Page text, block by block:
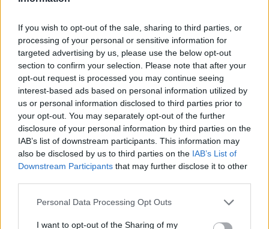
If you wish to opt-out of the sale, sharing to third parties, or
processing of your personal or sensitive information for
targeted advertising by us, please use the below opt-out
section to confirm your selection. Please note that after your
opt-out request is processed you may continue seeing
interest-based ads based on personal information utilized by
us or personal information disclosed to third parties prior to
your opt-out. You may separately opt-out of the further
disclosure of your personal information by third parties on the
IAB’s list of downstream participants. This information may
also be disclosed by us to third parties on the IAB’s List of
Downstream Participants that may further disclose it to other
Please note that this website/app uses one or more Google
not limited to your visit or usage behaviour. You may click to
Personal Data Processing Opt Outs
I want to opt-out of the Sharing of my
Protocolos de seguridad ocular y
Un eclipse solar es un espectáculo natural que…
CIENCIA Y TECNOLOGÍA
Cómo elegir una carrera STEAM: perfiles